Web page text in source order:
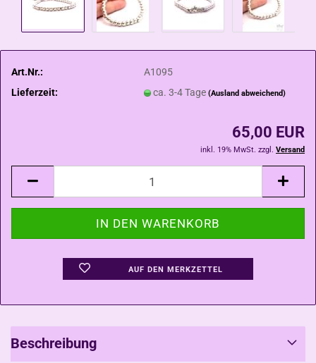
Art.Nr.:
A1095
Lieferzeit:
ca. 3-4 Tage(Ausland abweichend)
65,00 EUR
inkl. 19% MwSt. zzgl. Versand
AUF DEN MERKZETTEL
Beschreibung